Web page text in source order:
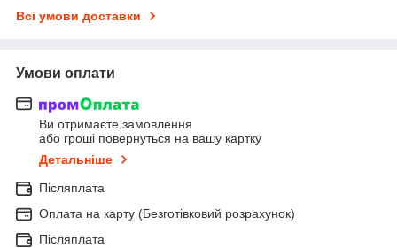
Всі умови доставки
Умови оплати
Ви отримаєте замовлення
або гроші повернуться на вашу картку
Детальніше
Післяплата
Оплата на карту (Безготівковий розрахунок)
Післяплата